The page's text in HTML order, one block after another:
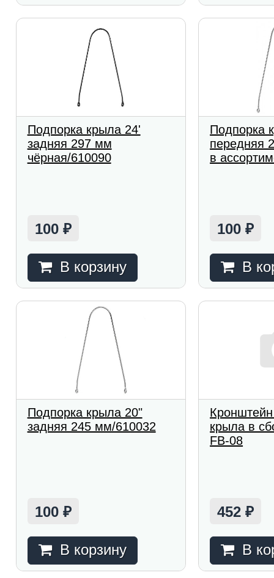
Подпорка крыла 24'
задняя 297 мм
чёрная/610090
100 ₽
В корзину
Подпорка
передняя
в
100₽
В
Подпорка крыла 20"
задняя 245 мм/610032
100 ₽
В корзину
Кронштейн
крыла в
FB-08
452₽
В